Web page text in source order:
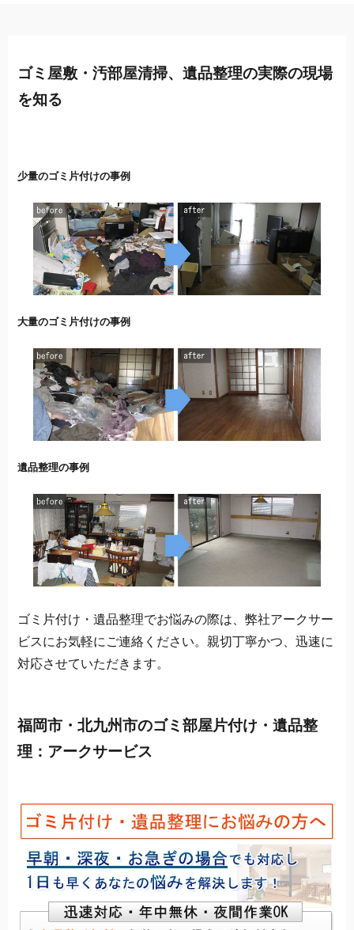
ゴミ屋敷・汚部屋清掃、遺品整理の実際の現場
を知る
少量のゴミ片付けの事例
大量のゴミ片付けの事例
遺品整理の事例
ゴミ片付け・遺品整理でお悩みの際は、弊社アークサー
ビスにお気軽にご連絡ください。親切丁寧かつ、迅速に
対応させていただきます。
福岡市・北九州市のゴミ部屋片付け・遺品整
理：アークサービス